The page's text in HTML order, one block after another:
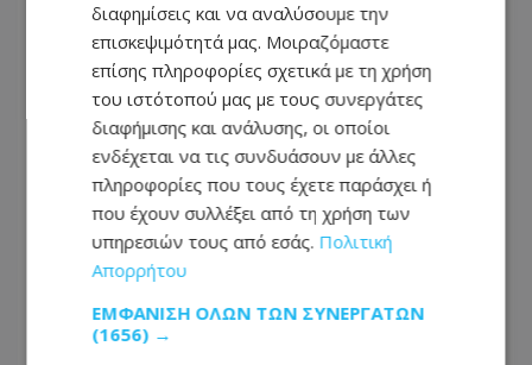
Πέθανε η Νιόβη Αριστείδου: Πότε θα
διαφημίσεις και να αναλύσουμε την
επισκεψιμότητά μας. Μοιραζόμαστε
επίσης πληροφορίες σχετικά με τη χρήση
του ιστότοπού μας με τους συνεργάτες
διαφήμισης και ανάλυσης, οι οποίοι
ενδέχεται να τις συνδυάσουν με άλλες
πληροφορίες που τους έχετε παράσχει ή
που έχουν συλλέξει από τη χρήση των
υπηρεσιών τους από εσάς. Πολιτική
Απορρήτου
ΕΜΦΆΝΙΣΗ ΌΛΩΝ ΤΩΝ ΣΥΝΕΡΓΑΤΏΝ
(1656) →